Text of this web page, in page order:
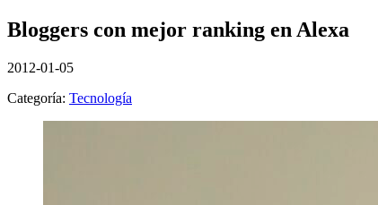
Bloggers con mejor ranking en Alexa
2012-01-05
Categoría: Tecnología